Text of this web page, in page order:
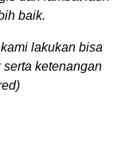
baik.
lakukan bisa
ketenangan